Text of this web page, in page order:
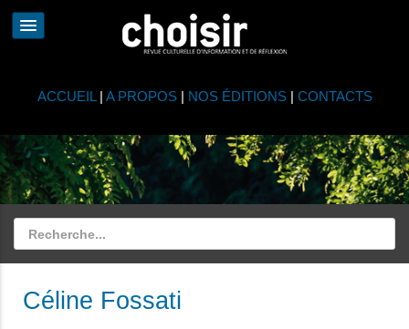
ACCUEIL | A PROPOS| NOS ÉDITIONS| CONTACTS
Céline Fossati